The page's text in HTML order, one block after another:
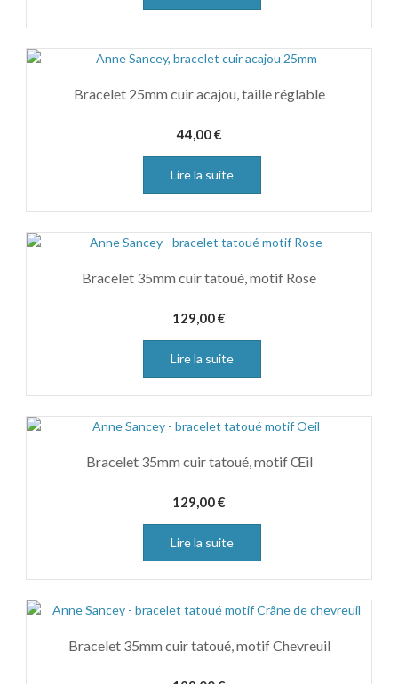
Bracelet 25mm cuir acajou, taille réglable
44,00€
Lire la suite
Bracelet 35mm cuir tatoué, motif Rose
129,00€
Lire la suite
Bracelet 35mm cuir tatoué, motif Œil
129,00€
Lire la suite
Bracelet 35mm cuir tatoué, motif Chevreuil